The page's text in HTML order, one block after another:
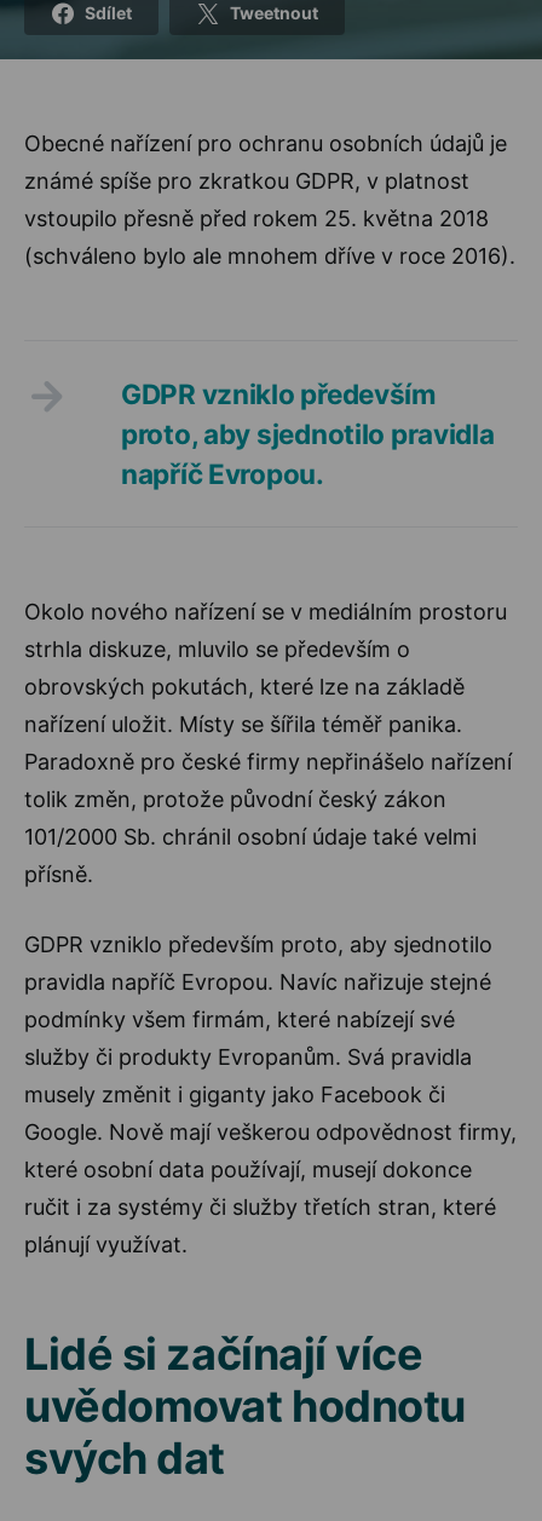
Sdílet Tweetnout
Obecné nařízení pro ochranu osobních údajů je
známé spíše pro zkratkou GDPR, v platnost
vstoupilo přesně před rokem 25. května 2018
(schváleno bylo ale mnohem dříve v roce 2016).
GDPR vzniklo především
proto, aby sjednotilo pravidla
napříč Evropou.
Okolo nového nařízení se v mediálním prostoru
strhla diskuze, mluvilo se především o
obrovských pokutách, které lze na základě
nařízení uložit. Místy se šířila téměř panika.
Paradoxně pro české firmy nepřinášelo nařízení
tolik změn, protože původní český zákon
101/2000 Sb. chránil osobní údaje také velmi
přísně.
GDPR vzniklo především proto, aby sjednotilo
pravidla napříč Evropou. Navíc nařizuje stejné
podmínky všem firmám, které nabízejí své
služby či produkty Evropanům. Svá pravidla
musely změnit i giganty jako Facebook či
Google. Nově mají veškerou odpovědnost firmy,
které osobní data používají, musejí dokonce
ručit i za systémy či služby třetích stran, které
plánují využívat.
Lidé si začínají více
uvědomovat hodnotu
svých dat